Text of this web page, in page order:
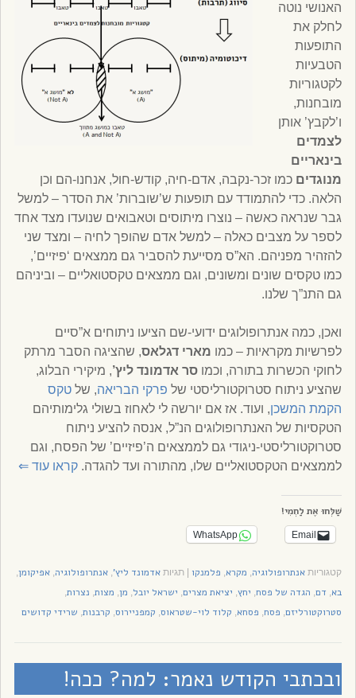
האנושי נוטה
לחלק את
התופעות
הטבעיות
לקטגוריות
מובחנות,
ו’לקבץ’ אותן
לצמדים
בינאריים
מנוגדים כמו זכר-נקבה, אדם-חיה, קודש-חול, אנחנו-הם וכן
הלאה. כדי להתמודד עם תופעות ש’שוברות’ את הסדר – למשל
גבר שנראה כאשה – נוצרו מיתוסים וטאבואים שנועדו מצד אחד
לספר על מצבים כאלה – למשל אדם שהופך לחיה – ומצד שני
להזהיר מפניהם. הא”ס מסייעת להסביר גם ממצאים ‘פיזיים’,
כמו טקסים שונים ומשונים, וגם ממצאים טקסטואליים – וביניהם
גם התנ”ך שלנו.
ואכן, כמה אנתרופולוגים ידועי-שם הציעו ניתוחים א”סיים
לפרשיות מקראיות – כמו מארי דגלאס, שהציגה הסבר מרתק
לחוקי הכשרות בתורה, וכמוסר אדמונד ליץ’, מיקירי הבלוג,
שהציע ניתוח סטרוקטורליסטי של פרקי הבריאה, שלטקס
הקמת המשכן, ועוד. אז אם יורשה לי לאחוז בשולי גלימותיהם
הטקסיות של האנתרופולוגים הנ”ל, אנסה להציע ניתוח
סטרוקטורליסטי-ניגודי גם לממצאים ה’פיזיים’ של הפסח, וגם
לממצאים הטקסטואליים שלו, מהתורה ועד להגדה.קראו עוד⇐
שַׁלְּחוּ אֶת לַחְמִי!
Email
WhatsApp
קטגוריותאנתרופולוגיה, מקרא, פלמנקו |תגיותאדמונד ליץ',אנתרופולוגיה,אפיקומן,
בא, דם, הגדה של פסח, יחץ, יציאת מצרים, ישראל יובל, מן, מצות, נצרות,
סטרוקטורליזם, פסח, פסחא, קלוד לוי-שטראוס, קמפניירוס, קרבנות, שרידי קדושים
ובכתבי הקודש נאמר: למה? ככה!